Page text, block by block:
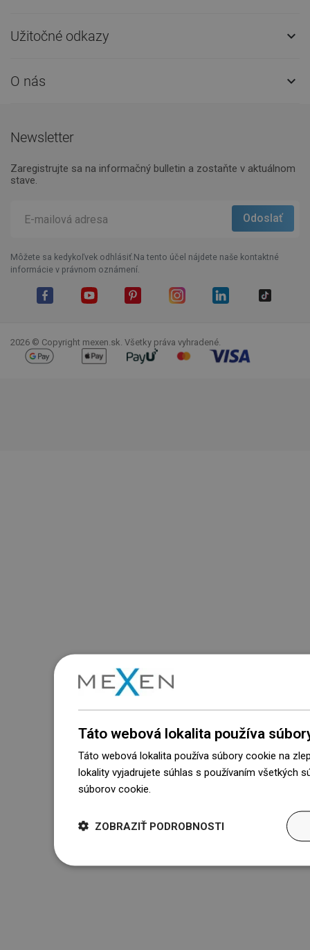
Užitočné odkazy 
O nás 
Newsletter
Zaregistrujte sa na informačný bulletin a zostaňte v aktuálnom
stave.
Môžete sa kedykoľvek odhlásiť.Na tento účel nájdete naše kontaktné
informácie v právnom oznámení.
2026 © Copyright mexen.sk. Všetky práva vyhradené.
Táto webová lokalita používa
Táto webová lokalita používa súbory cookie na
lokality vyjadrujete súhlas s používaním všetkých
súborov cookie.
ZOBRAZIŤ PODROBNOSTI